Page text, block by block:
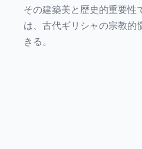
その建築美と歴史的重要性
は、古代ギリシャの宗教的
きる。